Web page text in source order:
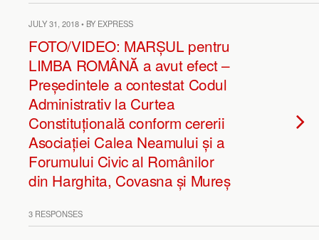
JULY 31, 2018 • BY EXPRESS
FOTO/VIDEO: MARȘUL pentru
LIMBA ROMÂNĂ a avut efect –
Președintele a contestat Codul
Administrativ la Curtea
Constituțională conform cererii
Asociației Calea Neamului și a
Forumului Civic al Românilor
din Harghita, Covasna și Mureș
3 RESPONSES